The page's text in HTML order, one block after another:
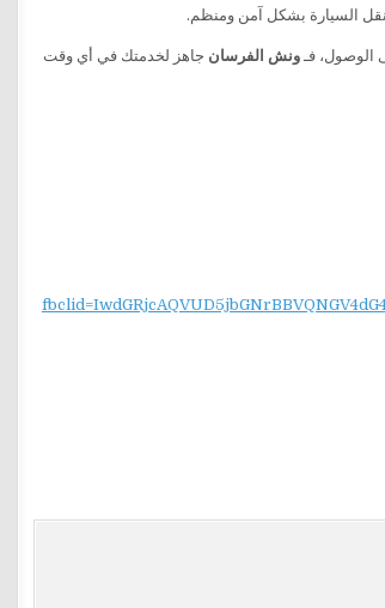
الوصول، فـونش الفرسان جاهز لخدمتك في أي وقت